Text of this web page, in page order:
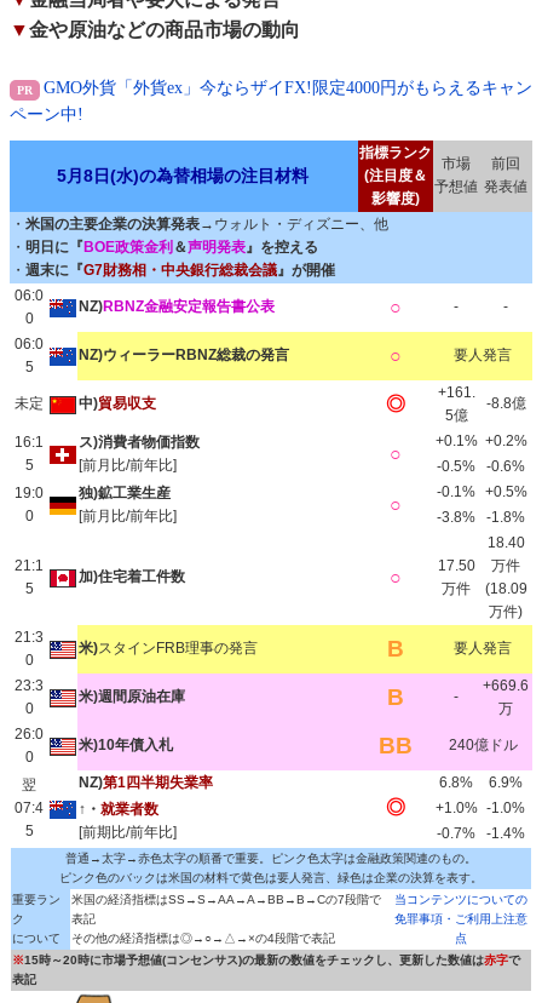
▼金や原油などの商品市場の動向
GMO外貨「外貨ex」今ならザイFX!限定4000円がもらえるキャン
ペーン中!
5月8日(水)の為替相場の注目材料
指標ランク
(注目度＆
影響度)
市場
予想値
前回
発表値
・ 米国の主要企業の決算発表→ウォルト・ディズニー、他
・ 明日に『 BOE政策金利 ＆声明発表』を控える
・ 週末に『G7財務相・中央銀行総裁会議』が開催
06:0
0
NZ)RBNZ金融安定報告書公表 ○ - -
06:0
5
NZ)ウィーラーRBNZ総裁の発言 ○ 要人発言
未定 中)貿易収支 ◎
+161.
5億
-8.8億
16:1
5
ス)消費者物価指数
[前月比/前年比]
○
+0.1% +0.2%
-0.5%
-0.6%
19:0
0
独)鉱工業生産
[前月比/前年比]
○
-0.1% +0.5%
-3.8%
-1.8%
21:1
5
加)住宅着工件数 ○
17.50
万件
18.40
万件
(18.09
万件)
21:3
0
米)スタインFRB理事の発言 B 要人発言
23:3
0
米)週間原油在庫 B -
+669.6
万
26:0
0
米)10年債入札 BB 240億ドル
翌
07:4
5
NZ)第1四半期失業率
◎
6.8%
6.9%
↑・ 就業者数
[前期比/前年比]
+1.0% -1.0%
-0.7%
-1.4%
普通→太字→赤色太字の順番で重要。ピンク色太字は金融政策関連のもの。
ピンク色のバックは米国の材料で黄色は要人発言、緑色は企業の決算を表す。
重要ラン
ク
について
米国の経済指標はSS→S→AA→A→BB→B→Cの7段階で
表記
その他の経済指標は◎→○→△→×の4段階で表記
当コンテンツについての
免罪事項・ご利用上注意
点
※15時～20時に市場予想値(コンセンサス)の最新の数値をチェックし、更新した数値は赤字で
表記